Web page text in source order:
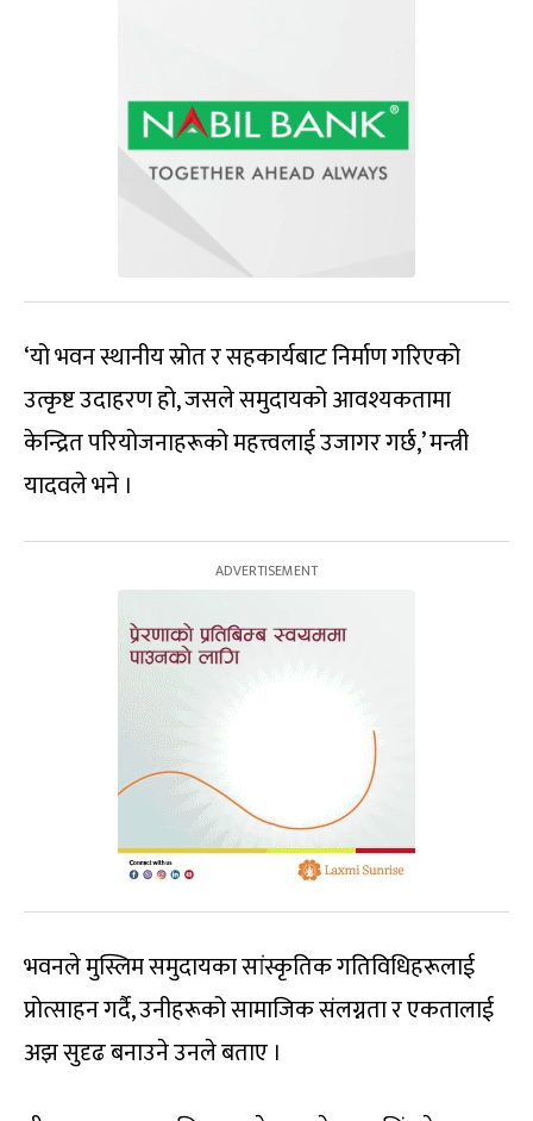
‘यो भवन स्थानीय स्रोत र सहकार्यबाट निर्माण गरिएको
उत्कृष्ट उदाहरण हो, जसले समुदायको आवश्यकतामा
केन्द्रित परियोजनाहरूको महत्त्वलाई उजागर गर्छ,’ मन्त्री
यादवले भने ।
भवनले मुस्लिम समुदायका सांस्कृतिक गतिविधिहरूलाई
प्रोत्साहन गर्दै, उनीहरूको सामाजिक संलग्नता र एकतालाई
अझ सुदृढ बनाउने उनले बताए ।